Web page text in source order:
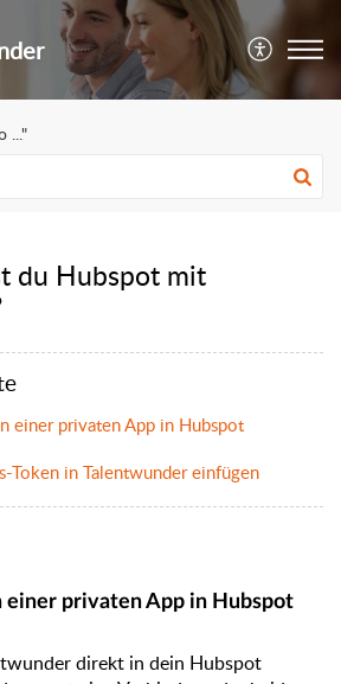
..."
du Hubspot mit
einer privaten App in Hubspot
Token in Talentwunder einfügen
einer privaten App in Hubspot
direkt in dein Hubspot